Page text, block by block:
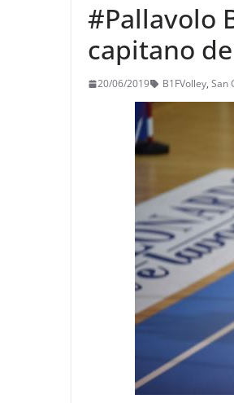
#Pallavolo
capitano
20/06/2019 B1FVolley, San